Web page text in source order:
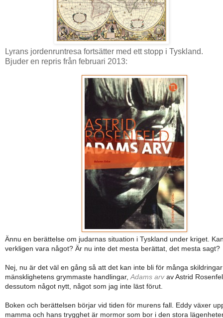
Lyrans jordenruntresa fortsätter med ett stopp i Tyskland.
Bjuder en repris från februari 2013:
Ännu en berättelse om judarnas situation i Tyskland under kriget.
verkligen vara något? Är nu inte det mesta berättat, det mesta sagt?
Nej, nu är det väl en gång så att det kan inte bli för många
mänsklighetens grymmaste handlingar,Adams arvav Astrid
dessutom något nytt, något som jag inte läst förut.
Boken och berättelsen börjar vid tiden för murens fall. Eddy växer
mamma och hans trygghet är mormor som bor i den stora